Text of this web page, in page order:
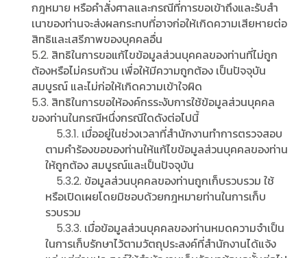
กฎหมาย หรือคําสั่งศาลและกรณีที่การขอเข้าถึงและรับสํา
เนาของท่านจะส่งผลกระทบที่อาจก่อให้เกิดความเสียหายต่อ
สิทธิและเสรีภาพของบุคคลอื่น
5.2. สิทธิในการขอแก้ไขข้อมูลส่วนบุคคลของท่านที่ไม่ถูก
ต้องหรือไม่ครบถ้วน เพื่อให้มีความถูกต้อง เป็นปัจจุบัน
สมบูรณ์ และไม่ก่อให้เกิดความเข้าใจผิด
5.3. สิทธิในการขอให้องค์กรระงับการใช้ข้อมูลส่วนบุคคล
ของท่านในกรณีหนึ่งกรณีใดดังต่อไปนี้
5.3.1. เมื่ออยู่ในช่วงเวลาที่สํานักงานทําการตรวจสอบ
ตามคําร้องขอของท่านให้แก้ไขข้อมูลส่วนบุคคลของท่าน
ให้ถูกต้อง สมบูรณ์และเป็นปัจจุบัน
5.3.2. ข้อมูลส่วนบุคคลของท่านถูกเก็บรวบรวม ใช้
หรือเปิดเผยโดยมิชอบด้วยกฎหมายท่านในการเก็บ
รวบรวม
5.3.3. เมื่อข้อมูลส่วนบุคคลของท่านหมดความจําเป็น
ในการเก็บรักษาไว้ตามวัตถุประสงค์ที่สํานักงานได้แจ้ง